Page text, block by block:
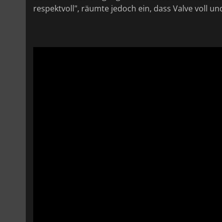
respektvoll", räumte jedoch ein, dass Valve voll